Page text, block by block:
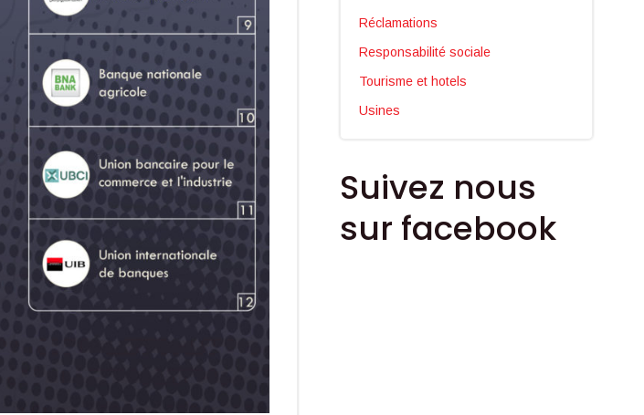
Réclamations
Responsabilité sociale
Tourisme et hotels
Usines
Suivez nous
sur facebook